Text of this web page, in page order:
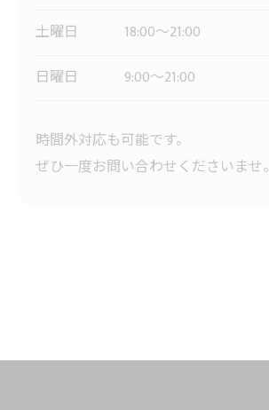
土曜日
18:00～21:00
日曜日
9:00～21:00
時間外対応も可能です。
ぜひ一度お問い合わせくださいませ。